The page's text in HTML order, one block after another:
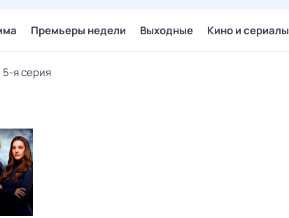
Премьеры недели Выходные Кино и сериалы
я серия